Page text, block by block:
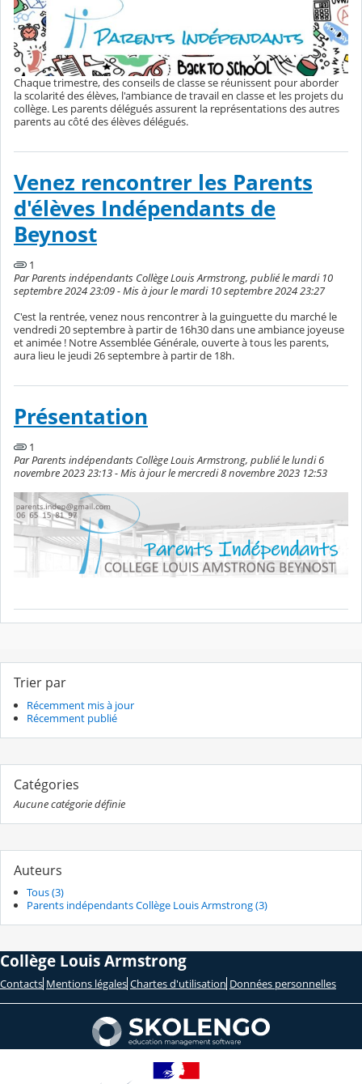
Chaque trimestre, des conseils de classe se réunissent pour aborder
la scolarité des élèves, l'ambiance de travail en classe et les projets du
collège. Les parents délégués assurent la représentations des autres
parents au côté des élèves délégués.
Venez rencontrer les Parents
d'élèves Indépendants de
Beynost
1
Par Parents indépendants Collège Louis Armstrong, publié le mardi 10
septembre 2024 23:09 - Mis à jour le mardi 10 septembre 2024 23:27
C'est la rentrée, venez nous rencontrer à la guinguette du marché le
vendredi 20 septembre à partir de 16h30 dans une ambiance joyeuse
et animée ! Notre Assemblée Générale, ouverte à tous les parents,
aura lieu le jeudi 26 septembre à partir de 18h.
Présentation
1
Par Parents indépendants Collège Louis Armstrong, publié le lundi 6
novembre 2023 23:13 - Mis à jour le mercredi 8 novembre 2023 12:53
Trier par
Récemment mis à jour
Récemment publié
Catégories
Aucune catégorie définie
Auteurs
Tous (3)
Parents indépendants Collège Louis Armstrong (3)
Collège Louis Armstrong
Contacts Mentions légales Chartes d'utilisation Données personnelles